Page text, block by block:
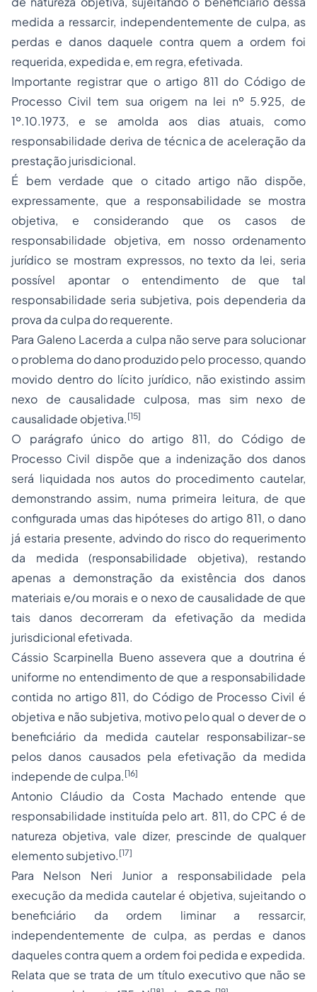
medida a ressarcir, independentemente de culpa, as
perdas e danos daquele contra quem a ordem foi
requerida, expedida e, em regra, efetivada.
Importante registrar que o artigo 811 do Código de
Processo Civil tem sua origem na lei nº 5.925, de
1º.10.1973, e se amolda aos dias atuais, como
responsabilidade deriva de técnica de aceleração da
prestação jurisdicional.
É bem verdade que o citado artigo não dispõe,
expressamente, que a responsabilidade se mostra
objetiva, e considerando que os casos de
responsabilidade objetiva, em nosso ordenamento
jurídico se mostram expressos, no texto da lei, seria
possível apontar o entendimento de que tal
responsabilidade seria subjetiva, pois dependeria da
prova da culpa do requerente.
Para Galeno Lacerda a culpa não serve para solucionar
o problema do dano produzido pelo processo, quando
movido dentro do lícito jurídico, não existindo assim
nexo de causalidade culposa, mas sim nexo de
causalidade objetiva. [15]
O parágrafo único do artigo 811, do Código de
Processo Civil dispõe que a indenização dos danos
será liquidada nos autos do procedimento cautelar,
demonstrando assim, numa primeira leitura, de que
configurada umas das hipóteses do artigo 811, o dano
já estaria presente, advindo do risco do requerimento
da medida (responsabilidade objetiva), restando
apenas a demonstração da existência dos danos
materiais e/ou morais e o nexo de causalidade de que
tais danos decorreram da efetivação da medida
jurisdicional efetivada.
Cássio Scarpinella Bueno assevera que a doutrina é
uniforme no entendimento de que a responsabilidade
contida no artigo 811, do Código de Processo Civil é
objetiva e não subjetiva, motivo pelo qual o dever de o
beneficiário da medida cautelar responsabilizar-se
pelos danos causados pela efetivação da medida
independe de culpa. [16]
Antonio Cláudio da Costa Machado entende que
responsabilidade instituída pelo art. 811, do CPC é de
natureza objetiva, vale dizer, prescinde de qualquer
elemento subjetivo. [17]
Para Nelson Neri Junior a responsabilidade pela
execução da medida cautelar é objetiva, sujeitando o
beneficiário da ordem liminar a ressarcir,
independentemente de culpa, as perdas e danos
daqueles contra quem a ordem foi pedida e expedida.
Relata que se trata de um título executivo que não se